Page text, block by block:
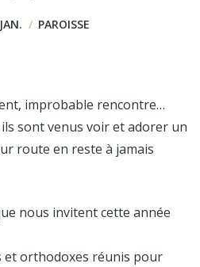
/ PAROISSE
improbable rencontre…
sont venus voir et adorer un
route en reste à jamais
nous invitent cette année
et orthodoxes réunis pour